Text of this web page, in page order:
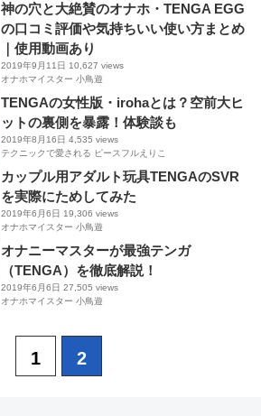
神の穴と大絶賛のオナホ・TENGA EGG
の口コミ評価や気持ちいい使い方まとめ
｜使用動画あり
2019年9月11日 10,627 views
オナホマイスター 小鳥遊
TENGAの女性版・irohaとは？空前大ヒ
ットの裏側を暴露！体験談も
2019年8月16日 4,535 views
テクニックで愛される ピースフルえりこ
カップル用アダルト玩具TENGAのSVR
を実際にためしてみた
2019年6月6日 19,306 views
オナホマイスター 小鳥遊
オナニーマスターが最強テンガ
（TENGA）を徹底解説！
2019年6月6日 27,505 views
オナホマイスター 小鳥遊
1 2